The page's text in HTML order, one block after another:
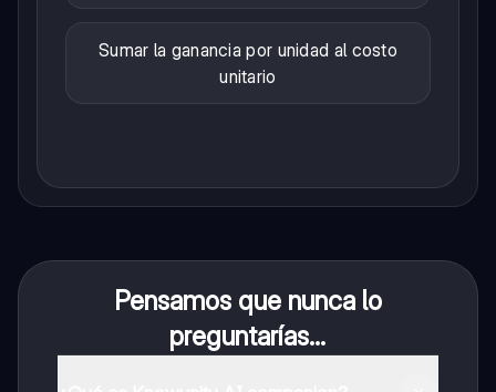
Sumar la ganancia por unidad al costo
unitario
Pensamos que nunca lo
preguntarías...